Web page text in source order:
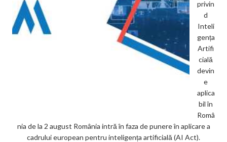
privin
d
Inteli
gența
Artifi
cială
devin
e
aplica
bil în
Româ
nia de la 2 august România intră în faza de punere în aplicare a
cadrului european pentru inteligența artificială (AI Act).